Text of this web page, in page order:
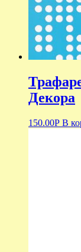
Декора
150.00Р В